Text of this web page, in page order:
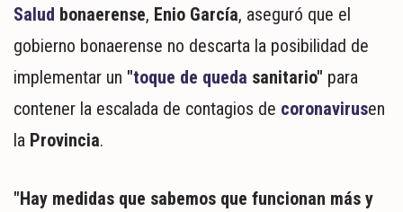
ECONOMÍA
MUNDO
POLÍTICA
DEPORTES
Salud bonaerense, Enio García, aseguró que el
gobierno bonaerense no descarta la posibilidad de
implementar un "toque de queda sanitario" para
contener la escalada de contagios de coronavirusen
la Provincia.
"Hay medidas que sabemos que funcionan más y